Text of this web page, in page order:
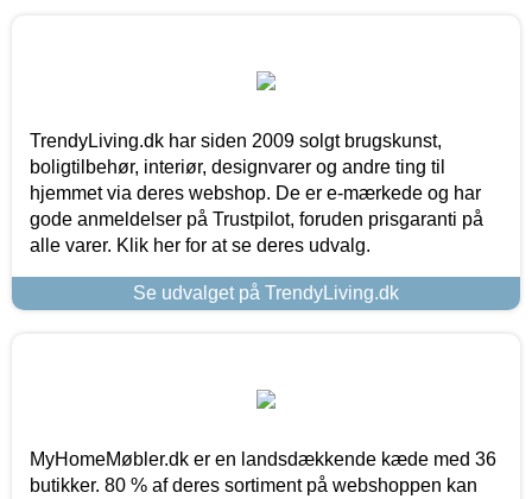
TrendyLiving.dk har siden 2009 solgt brugskunst,
boligtilbehør, interiør, designvarer og andre ting til
hjemmet via deres webshop. De er e-mærkede og har
gode anmeldelser på Trustpilot, foruden prisgaranti på
alle varer. Klik her for at se deres udvalg.
Se udvalget på TrendyLiving.dk
MyHomeMøbler.dk er en landsdækkende kæde med 36
butikker. 80 % af deres sortiment på webshoppen kan